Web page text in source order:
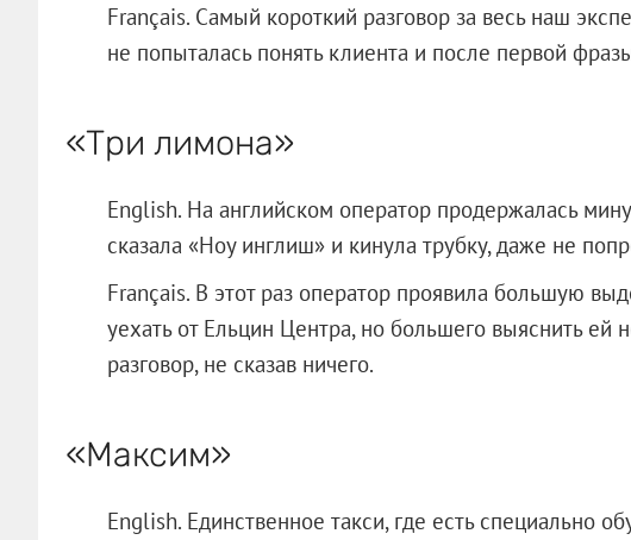
Français. Самый короткий разговор за весь наш
не попыталась понять клиента и после первой
«Три лимона»
English. На английском оператор продержалась
сказала «Ноу инглиш» и кинула трубку, даже не
Français. В этот раз оператор проявила большую
уехать от Ельцин Центра, но большего выяснить ей
разговор, не сказав ничего.
«Максим»
English. Единственное такси, где есть специально